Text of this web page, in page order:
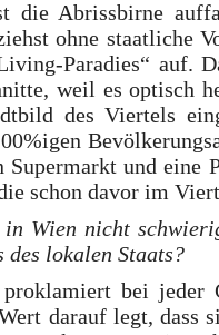
die Abrissbirne
ohne staatliche
Paradies“ auf.
weil es optisch
des Viertels
Supermarkt und eine
schon davor im
Wien nicht
des lokalen Staats?
bei jeder
darauf legt, dass